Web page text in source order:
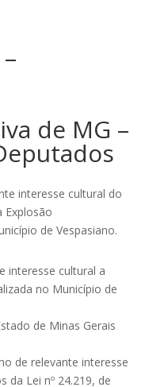
de MG –
interesse cultural do
Explosão
de Vespasiano.
interesse cultural a
no Município de
de Minas Gerais
de relevante interesse
da Lei nº 24.219, de